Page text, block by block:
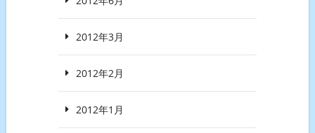
2012年3月
2012年2月
2012年1月